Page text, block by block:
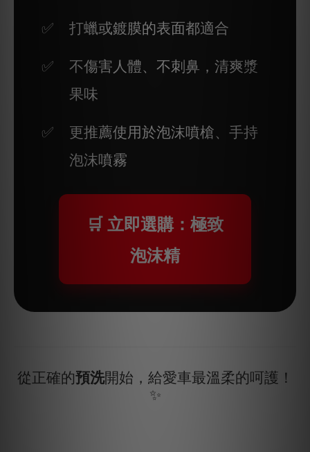
打蠟或鍍膜的表面都適合
不傷害人體、不刺鼻，清爽漿
果味
更推薦使用於泡沫噴槍、手持
泡沫噴霧
🛒 立即選購：極致
泡沫精
從正確的預洗開始，給愛車最溫柔的呵護！
✨